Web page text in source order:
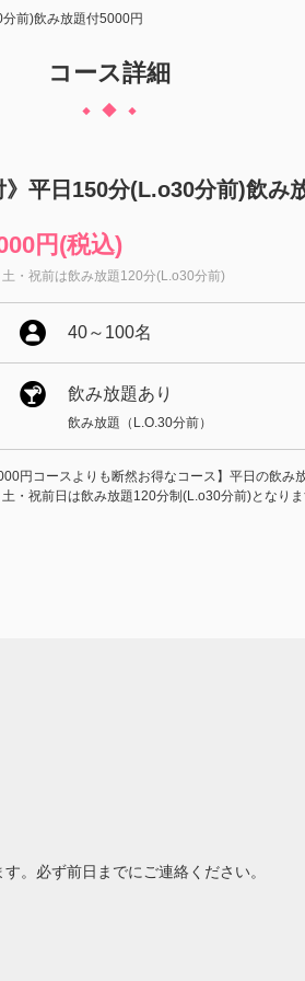
前)飲み放題付5000円
コース詳細
平日150分(L.o30分前)飲み
円(税込)
・祝前は飲み放題120分(L.o30分前)
40～ 100名
飲み放題あり
飲み放題（L.O.30分前）
円コースよりも断然お得なコース】平日の飲
・祝前日は飲み放題120分制(L.o30分前)となりま
。必ず前日までにご連絡ください。